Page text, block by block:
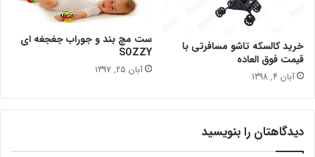
خرید کالسکه تاشو مسافرتی با
قیمت فوق العاده
آبان 4, 1398
ست مچ بند و جوراب جغجغه ای
SOZZY
آبان 25, 1397
دیدگاهتان را بنویسید